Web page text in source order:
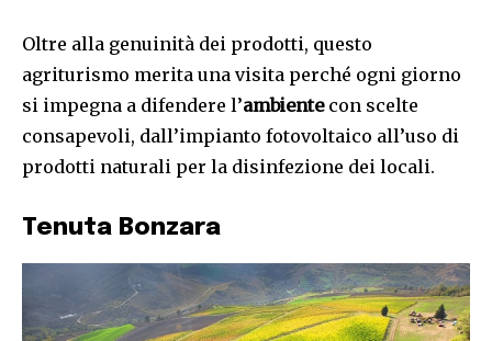
Oltre alla genuinità dei prodotti, questo
agriturismo merita una visita perché ogni giorno
si impegna a difendere l’ambientecon scelte
consapevoli, dall’impianto fotovoltaico all’uso di
prodotti naturali per la disinfezione dei locali.
Tenuta Bonzara